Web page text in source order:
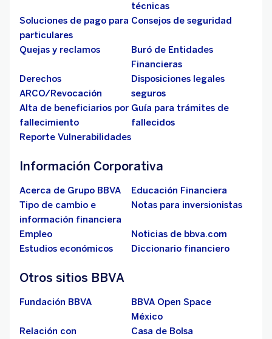
técnicas
Soluciones de pago para
particulares
Consejos de seguridad
Quejas y reclamos
Buró de Entidades
Financieras
Derechos
ARCO/Revocación
Disposiciones legales
seguros
Alta de beneficiarios por
fallecimiento
Guía para trámites de
fallecidos
Reporte Vulnerabilidades
Información Corporativa
Acerca de Grupo BBVA
Educación Financiera
Tipo de cambio e
información financiera
Notas para inversionistas
Empleo
Noticias de bbva.com
Estudios económicos
Diccionario financiero
Otros sitios BBVA
Fundación BBVA
BBVA Open Space
México
Relación con
Casa de Bolsa